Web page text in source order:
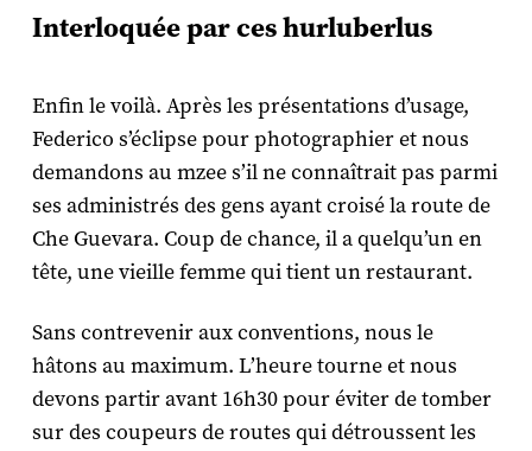
Interloquée par ces hurluberlus
Enfin le voilà. Après les présentations d’usage,
Federico s’éclipse pour photographier et nous
demandons au mzee s’il ne connaîtrait pas parmi
ses administrés des gens ayant croisé la route de
Che Guevara. Coup de chance, il a quelqu’un en
tête, une vieille femme qui tient un restaurant.
Sans contrevenir aux conventions, nous le
hâtons au maximum. L’heure tourne et nous
devons partir avant 16h30 pour éviter de tomber
sur des coupeurs de routes qui détroussent les